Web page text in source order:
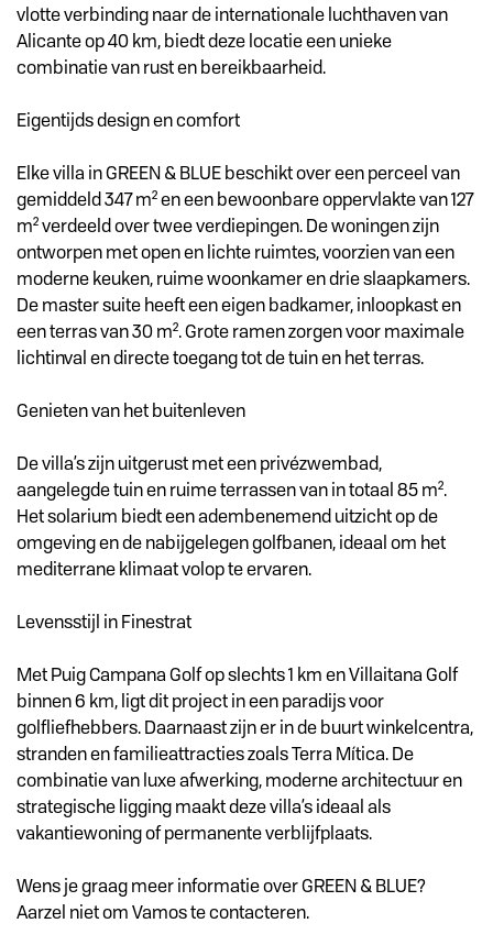
vlotte verbinding naar de internationale luchthaven van
Alicante op 40 km, biedt deze locatie een unieke
combinatie van rust en bereikbaarheid.
Eigentijds design en comfort
Elke villa in GREEN & BLUE beschikt over een perceel van
gemiddeld 347 m² en een bewoonbare oppervlakte van 127
m² verdeeld over twee verdiepingen. De woningen zijn
ontworpen met open en lichte ruimtes, voorzien van een
moderne keuken, ruime woonkamer en drie slaapkamers.
De master suite heeft een eigen badkamer, inloopkast en
een terras van 30 m². Grote ramen zorgen voor maximale
lichtinval en directe toegang tot de tuin en het terras.
Genieten van het buitenleven
De villa’s zijn uitgerust met een privézwembad,
aangelegde tuin en ruime terrassen van in totaal 85 m².
Het solarium biedt een adembenemend uitzicht op de
omgeving en de nabijgelegen golfbanen, ideaal om het
mediterrane klimaat volop te ervaren.
Levensstijl in Finestrat
Met Puig Campana Golf op slechts 1 km en Villaitana Golf
binnen 6 km, ligt dit project in een paradijs voor
golfliefhebbers. Daarnaast zijn er in de buurt winkelcentra,
stranden en familieattracties zoals Terra Mítica. De
combinatie van luxe afwerking, moderne architectuur en
strategische ligging maakt deze villa’s ideaal als
vakantiewoning of permanente verblijfplaats.
Wens je graag meer informatie over GREEN & BLUE?
Aarzel niet om Vamos te contacteren.